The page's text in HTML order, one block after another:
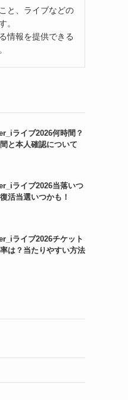
と、ライブなどの
。
情報を提供できる
ライブ2026何時間？
と本人確認について
ライブ2026当落いつ
活当選いつかも！
ライブ2026チケット
は？当たりやすい方法